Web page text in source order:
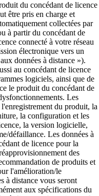
du concédant de licence
être pris en charge et
collectées par
à partir du concédant de
connecté à votre réseau
électronique vers un
données à distance »).
au concédant de licence
logiciels, ainsi que de
le produit du concédant de
Les
du produit, la
la configuration et les
la version logicielle,
défaillance. Les données à
de licence pour la
des
de produits et
l'amélioration/le
à distance vous seront
aux spécifications du